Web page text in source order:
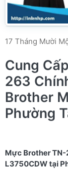
17 Tháng Mười
Cung
263
Brother
Phường
Mực Brother TN-
L3750CDW tại